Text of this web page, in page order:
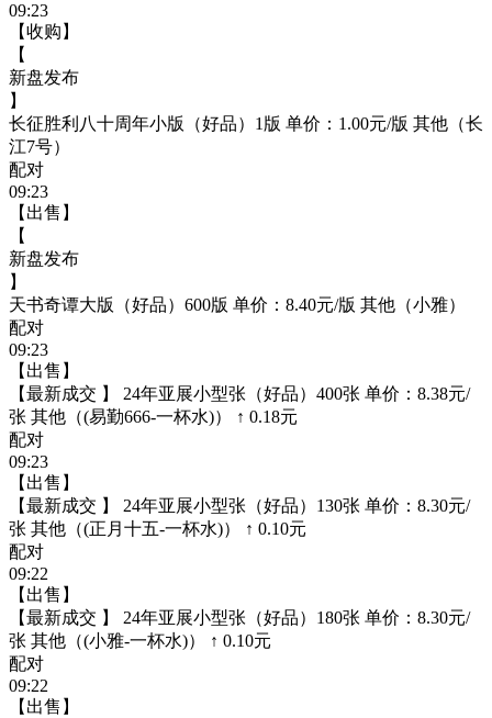
09:23
【收购】
【
新盘发布
】
长征胜利八十周年小版（好品）1版 单价：1.00元/版 其他（长
江7号）
配对
09:23
【出售】
【
新盘发布
】
天书奇谭大版（好品）600版 单价：8.40元/版 其他（小雅）
配对
09:23
【出售】
【最新成交 】 24年亚展小型张（好品）400张 单价：8.38元/
张 其他（(易勤666-一杯水)） ↑ 0.18元
配对
09:23
【出售】
【最新成交 】 24年亚展小型张（好品）130张 单价：8.30元/
张 其他（(正月十五-一杯水)） ↑ 0.10元
配对
09:22
【出售】
【最新成交 】 24年亚展小型张（好品）180张 单价：8.30元/
张 其他（(小雅-一杯水)） ↑ 0.10元
配对
09:22
【出售】